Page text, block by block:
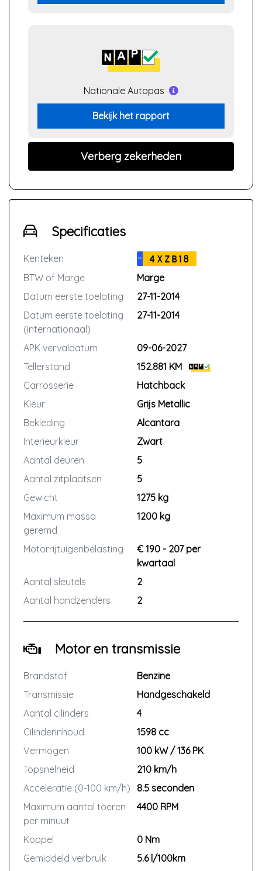
Nationale Autopas
Bekijk het rapport
Verberg zekerheden
Specificaties
Kenteken NL
4XZB18
BTW of Marge
Marge
Datum eerste toelating
27-11-2014
Datum eerste toelating
(internationaal)
27-11-2014
APK vervaldatum
09-06-2027
Tellerstand
152.881 KM
Carrosserie
Hatchback
Kleur
Grijs Metallic
Bekleding
Alcantara
Interieurkleur
Zwart
Aantal deuren
5
Aantal zitplaatsen
5
Gewicht
1275 kg
Maximum massa
geremd
1200 kg
Motorrijtuigenbelasting
€ 190 - 207 per
kwartaal
Aantal sleutels
2
Aantal handzenders
2
Motor en transmissie
Brandstof
Benzine
Transmissie
Handgeschakeld
Aantal cilinders
4
Cilinderinhoud
1598 cc
Vermogen
100 kW / 136 PK
Topsnelheid
210 km/h
Acceleratie (0-100 km/h)
8.5 seconden
Maximum aantal toeren
per minuut
4400 RPM
Koppel
0 Nm
Gemiddeld verbruik
5.6 l/100km